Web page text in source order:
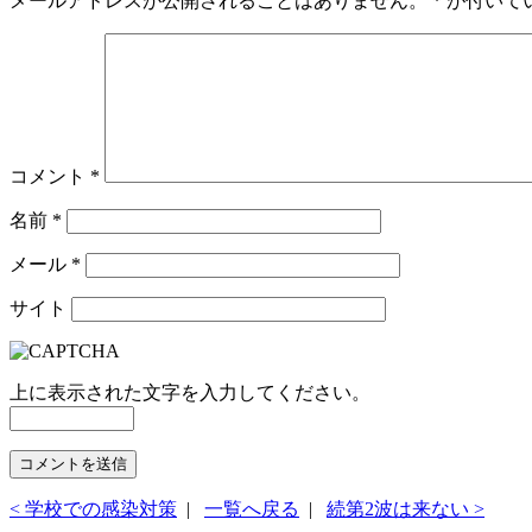
コメント *
名前 *
メール *
サイト
上に表示された文字を入力してください。
< 学校での感染対策 | 一覧へ戻る | 続第2波は来ない >